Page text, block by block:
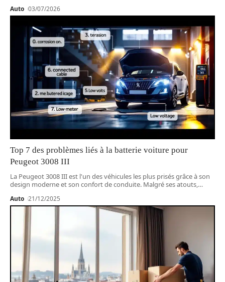
Auto 03/07/2026
Top 7 des problèmes liés à la batterie voiture pour
Peugeot 3008 III
La Peugeot 3008 III est l'un des véhicules les plus prisés grâce à son
design moderne et son confort de conduite. Malgré ses atouts,…
Auto 21/12/2025